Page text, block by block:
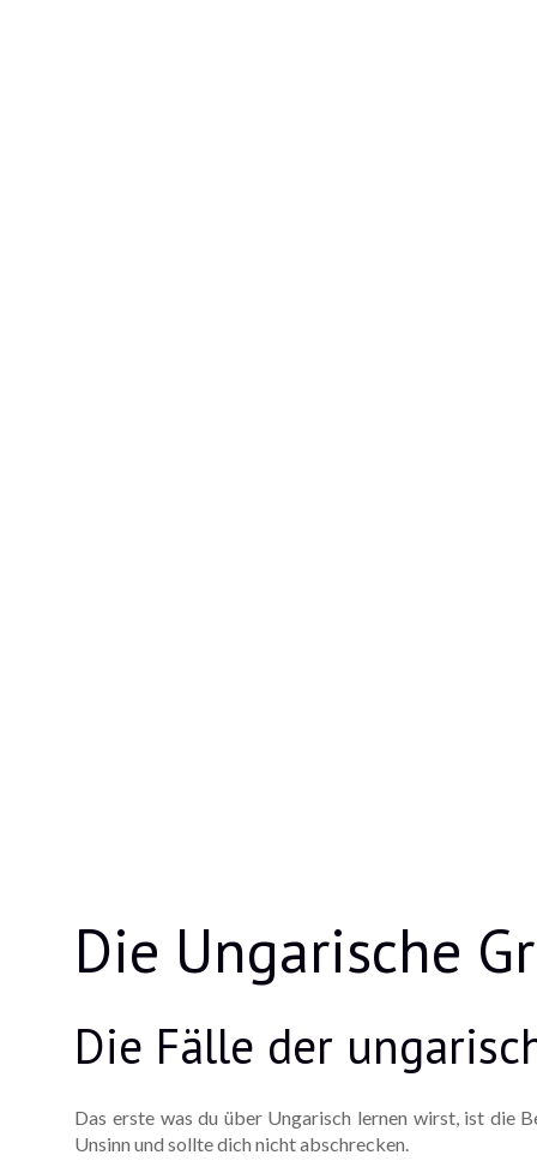
Die Ungarische
Die Fälle der
Das erste was du über Ungarisch lernen wirst, ist die
Unsinn und sollte dich nicht abschrecken.